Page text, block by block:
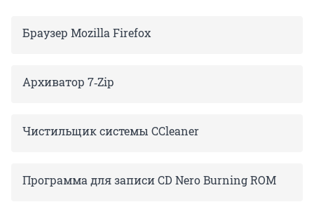
Браузер Mozilla Firefox
Архиватор 7‑Zip
Чистильщик системы CCleaner
Программа для записи CD Nero Burning ROM